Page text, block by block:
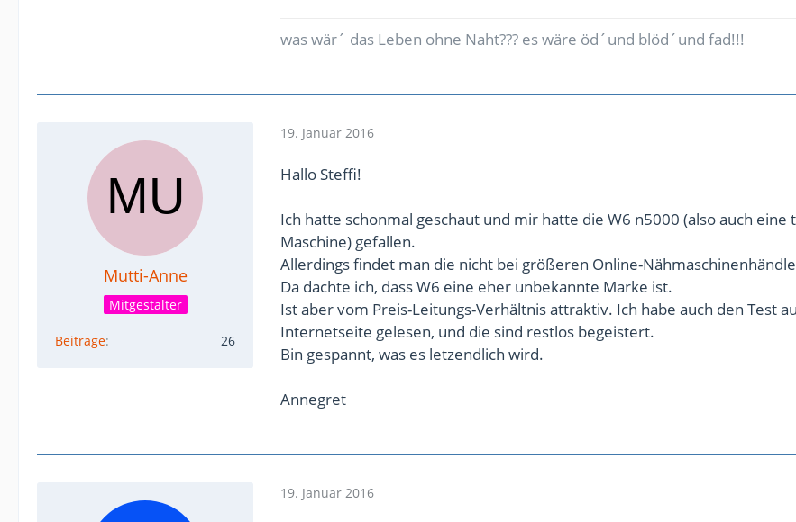
was wär´ das Leben ohne Naht??? es wäre öd´und blöd´und fad!!!
Mutti-Anne
Mitgestalter
Beiträge 26
19. Januar 2016
Hallo Steffi!
Ich hatte schonmal geschaut und mir hatte die W6 n5000 (also auch eine
Maschine) gefallen.
Allerdings findet man die nicht bei größeren Online-
Da dachte ich, dass W6 eine eher unbekannte Marke ist.
Ist aber vom Preis-Leitungs-Verhältnis attraktiv. Ich habe auch den Test
Internetseite gelesen, und die sind restlos begeistert.
Bin gespannt, was es letzendlich wird.
Annegret
19. Januar 2016